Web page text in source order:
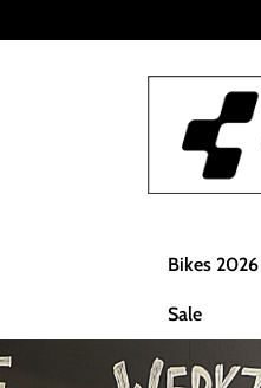
Bikes 2026
Sale